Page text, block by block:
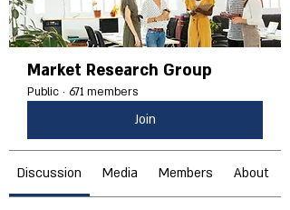
Market Research Group
Public · 671 members
Join
Discussion Media Members About